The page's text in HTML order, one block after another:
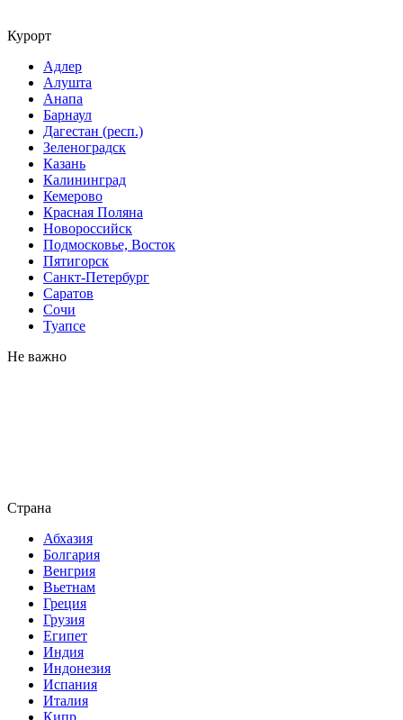
Курорт
Адлер
Алушта
Анапа
Барнаул
Дагестан (респ.)
Зеленоградск
Казань
Калининград
Кемерово
Красная Поляна
Новороссийск
Подмосковье, Восток
Пятигорск
Санкт-Петербург
Саратов
Сочи
Туапсе
Не важно
Страна
Абхазия
Болгария
Венгрия
Вьетнам
Греция
Грузия
Египет
Индия
Индонезия
Испания
Италия
Кипр